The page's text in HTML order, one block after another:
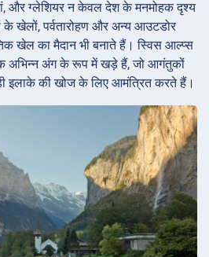
और ग्लेशियर न केवल देश के मनमोहक दृश्य
के खेलों, पर्वतारोहण और अन्य आउटडोर
खेल का मैदान भी बनाते हैं। स्विस आल्प्स
अभिन्न अंग के रूप में खड़े हैं, जो आगंतुकों
इलाके की खोज के लिए आमंत्रित करते हैं।